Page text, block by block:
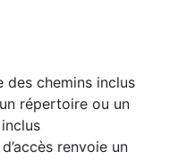
des chemins inclus
répertoire ou un
inclus
renvoie un